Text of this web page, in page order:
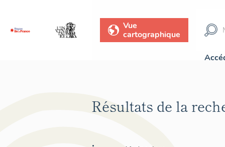
Vue
cartographique
Résultats de la